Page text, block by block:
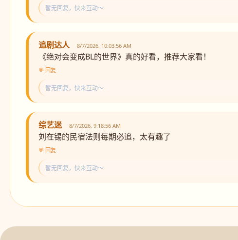
暂无回复，快来互动～
追剧达人 8/7/2026, 10:03:56 AM
《绝对会变成BL的世界》真的好看，推荐大家看！
💬 回复
暂无回复，快来互动～
综艺迷 8/7/2026, 9:18:56 AM
刘在锡的民宿法则每期必追，太有趣了
💬 回复
暂无回复，快来互动～